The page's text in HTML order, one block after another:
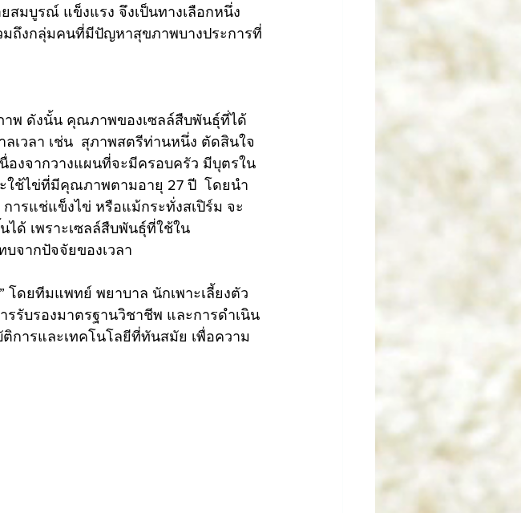
มบูรณ์ แข็งแรง จึงเป็นทางเลือกหนึ่ง
ถึงกลุ่มคนที่มีปัญหาสุขภาพบางประการที่
พ ดังนั้น คุณภาพของเซลล์สืบพันธุ์ที่ได้
เวลา เช่น  สุภาพสตรีท่านหนึ่ง ตัดสินใจ
องจากวางแผนที่จะมีครอบครัว มีบุตรใน
ใช้ไข่ที่มีคุณภาพตามอายุ 27 ปี  โดยนำ
ารแช่แข็งไข่ หรือแม้กระทั่งสเปิร์ม จะ
ด้ เพราะเซลล์สืบพันธุ์ที่ใช้ใน
จากปัจจัยของเวลา
รับรองมาตรฐานวิชาชีพ และการดำเนิน
การและเทคโนโลยีที่ทันสมัย เพื่อความ